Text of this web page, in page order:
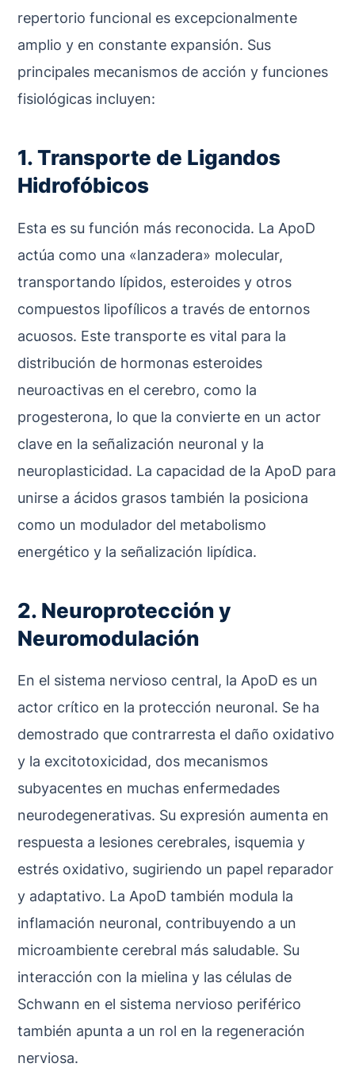
repertorio funcional es excepcionalmente
amplio y en constante expansión. Sus
principales mecanismos de acción y funciones
fisiológicas incluyen:
1. Transporte de Ligandos
Hidrofóbicos
Esta es su función más reconocida. La ApoD
actúa como una «lanzadera» molecular,
transportando lípidos, esteroides y otros
compuestos lipofílicos a través de entornos
acuosos. Este transporte es vital para la
distribución de hormonas esteroides
neuroactivas en el cerebro, como la
progesterona, lo que la convierte en un actor
clave en la señalización neuronal y la
neuroplasticidad. La capacidad de la ApoD para
unirse a ácidos grasos también la posiciona
como un modulador del metabolismo
energético y la señalización lipídica.
2. Neuroprotección y
Neuromodulación
En el sistema nervioso central, la ApoD es un
actor crítico en la protección neuronal. Se ha
demostrado que contrarresta el daño oxidativo
y la excitotoxicidad, dos mecanismos
subyacentes en muchas enfermedades
neurodegenerativas. Su expresión aumenta en
respuesta a lesiones cerebrales, isquemia y
estrés oxidativo, sugiriendo un papel reparador
y adaptativo. La ApoD también modula la
inflamación neuronal, contribuyendo a un
microambiente cerebral más saludable. Su
interacción con la mielina y las células de
Schwann en el sistema nervioso periférico
también apunta a un rol en la regeneración
nerviosa.